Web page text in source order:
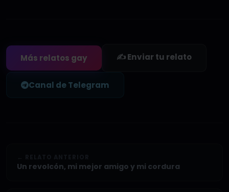
Más relatos gay ✍️ Enviar tu relato
Canal de Telegram
Un revolcón, mi mejor amigo y mi cordura